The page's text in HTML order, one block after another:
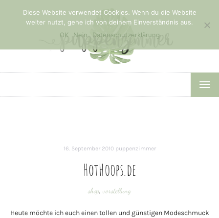
16. September 2010 puppenzimmer
HotHoops.de
shop, vorstellung
Heute möchte ich euch einen tollen und günstigen Modeschmuck
Diese Website verwendet Cookies. Wenn du die Website
weiter nutzt, gehe ich von deinem Einverständnis aus.
OK
Nein Datenschutzerklärung